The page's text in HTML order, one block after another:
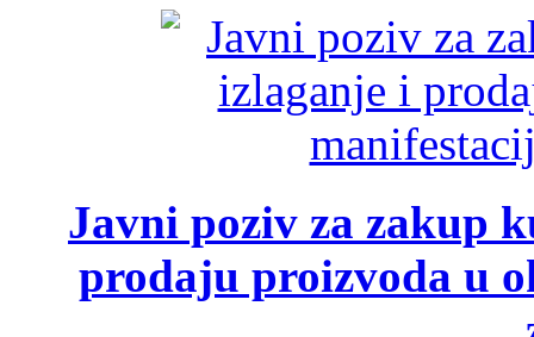
Javni poziv za zakup
prodaju proizvoda u